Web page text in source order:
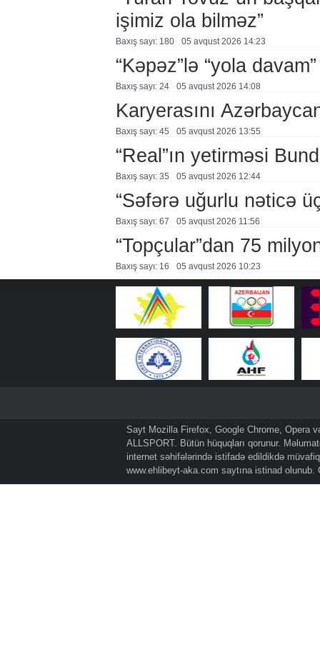
işimiz ola bilməz”
Baxış sayı: 180 05 avqust 2026 14:23
“Kəpəz”lə “yola
Baxış sayı: 24 05 avqust 2026 14:08
Karyerasını
Baxış sayı: 45 05 avqust 2026 13:55
“Real”ın yetirməsi
Baxış sayı: 35 05 avqust 2026 12:44
“Səfərə uğurlu nəticə
Baxış sayı: 67 05 avqust 2026 11:56
“Topçular”dan 75
Baxış sayı: 16 05 avqust 2026 10:23
Sayt Mozilla Firefox, Google Chrome, Opera
ALLSPORT. Bütün hüquqları qorunur.
internet səhifələrində istifadə edildikdə
www.ehlibeyt-aka.com saytına istinad olunub.